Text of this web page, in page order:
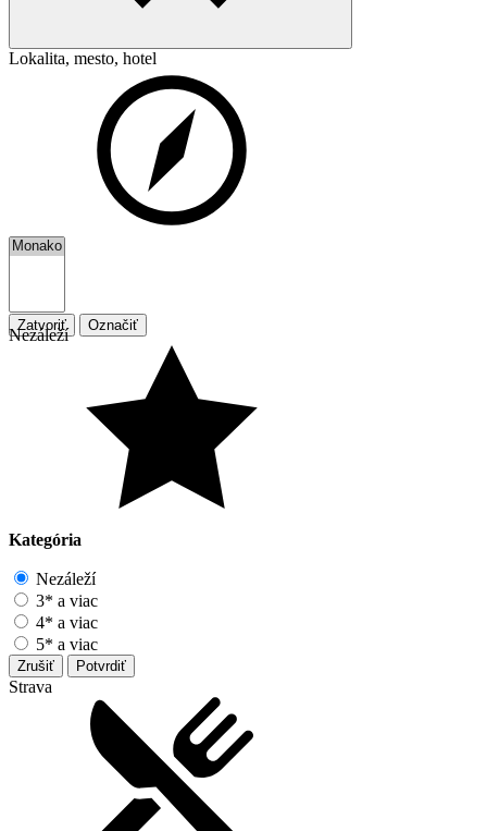
Lokalita, mesto, hotel
Zatvoriť Označiť
Nezáleží
Kategória
Nezáleží
3* a viac
4* a viac
5* a viac
Zrušiť Potvrdiť
Strava